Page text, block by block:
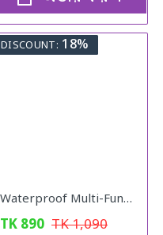
DISCOUNT: 18%
Waterproof Multi-Functional Laptop Backpack
TK 890 TK1,090